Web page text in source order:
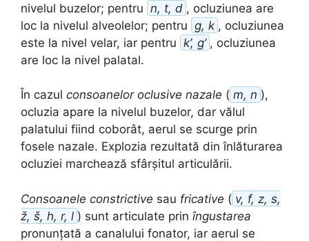
nivelul buzelor; pentru n, t, d , ocluziunea are
loc la nivelul alveolelor; pentru g, k , ocluziunea
este la nivel velar, iar pentru k’, g’ , ocluziunea
are loc la nivel palatal.
În cazul consoanelor oclusive nazale ( m, n ),
ocluzia apare la nivelul buzelor, dar vălul
palatului fiind coborât, aerul se scurge prin
fosele nazale. Explozia rezultată din înlăturarea
ocluziei marchează sfârșitul articulării.
Consoanele constrictive sau fricative ( v, f, z, s,
ž, š, h, r, l ) sunt articulate prin îngustarea
pronunțată a canalului fonator, iar aerul se